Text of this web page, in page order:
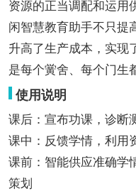
资源的正当调配和运用
闲智慧教育助手不只提
升高了生产成本，实现
是每个黉舍、每个门生
使用说明
课后：宣布功课，诊断
课中：反馈学情，利用
课前：智能供应准确学
策划